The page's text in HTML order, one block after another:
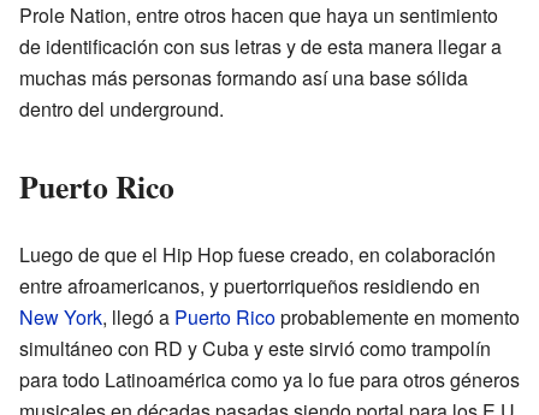
Prole Nation, entre otros hacen que haya un sentimiento
de identificación con sus letras y de esta manera llegar a
muchas más personas formando así una base sólida
dentro del underground.
Puerto Rico
Luego de que el Hip Hop fuese creado, en colaboración
entre afroamericanos, y puertorriqueños residiendo en
New York, llegó a Puerto Ricoprobablemente en momento
simultáneo con RD y Cuba y este sirvió como trampolín
para todo Latinoamérica como ya lo fue para otros géneros